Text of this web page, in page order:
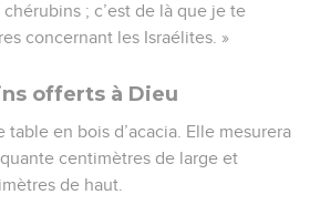
; c’est de là que je te
concernant les Israélites. »
offerts à Dieu
table en bois d’acacia. Elle mesurera
centimètres de large et
de haut.